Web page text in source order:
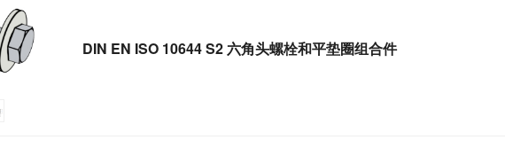
DIN EN ISO 10644 S2 六角头螺栓和平垫圈组合件